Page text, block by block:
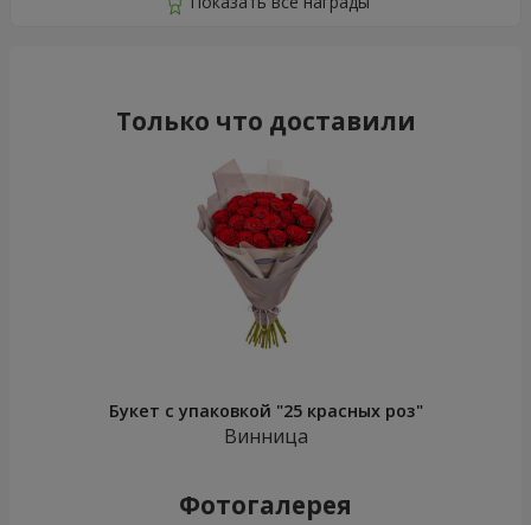
Только что доставили
Букет с упаковкой "25 красных роз"
Винница
Фотогалерея